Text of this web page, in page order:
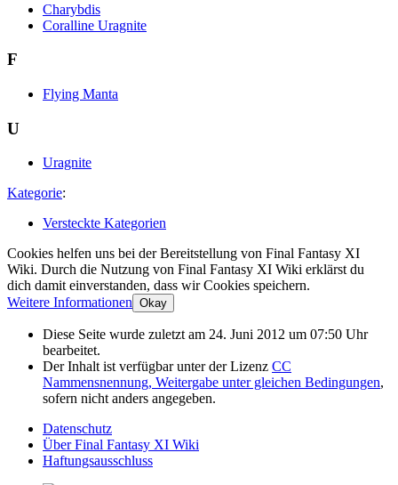
Charybdis
Coralline Uragnite
F
Flying Manta
U
Uragnite
Kategorie:
Versteckte Kategorien
Cookies helfen uns bei der Bereitstellung von Final Fantasy XI
Wiki. Durch die Nutzung von Final Fantasy XI Wiki erklärst du
dich damit einverstanden, dass wir Cookies speichern.
Weitere Informationen Okay
Diese Seite wurde zuletzt am 24. Juni 2012 um 07:50 Uhr
bearbeitet.
Der Inhalt ist verfügbar unter der Lizenz CC
Nammensnennung, Weitergabe unter gleichen Bedingungen,
sofern nicht anders angegeben.
Datenschutz
Über Final Fantasy XI Wiki
Haftungsausschluss